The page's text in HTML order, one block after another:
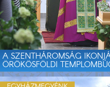
A SZENTHÁROMSÁG
ÖRÖKÖSFÖLDI